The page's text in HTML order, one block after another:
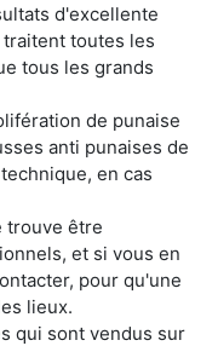
d'excellente
toutes les
tous les grands
de punaise
anti punaises de
en cas
trouve être
et si vous en
pour qu'une
lieux.
qui sont vendus sur